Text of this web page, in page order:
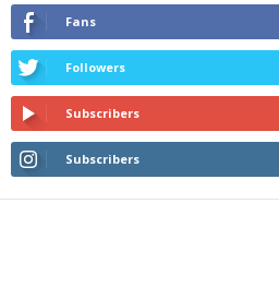
Fans
Followers
Subscribers
Subscribers